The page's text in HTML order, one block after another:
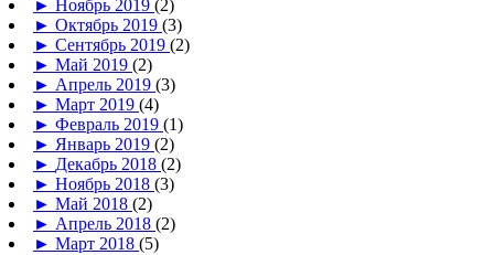
► Ноябрь 2019 (2)
► Октябрь 2019 (3)
► Сентябрь 2019 (2)
► Май 2019 (2)
► Апрель 2019 (3)
► Март 2019 (4)
► Февраль 2019 (1)
► Январь 2019 (2)
► Декабрь 2018 (2)
► Ноябрь 2018 (3)
► Май 2018 (2)
► Апрель 2018 (2)
► Март 2018 (5)